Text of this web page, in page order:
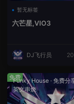
暂无标签
六芒星,VIO3
DJ飞行员
Funky House · 免费分
英文串烧
免费